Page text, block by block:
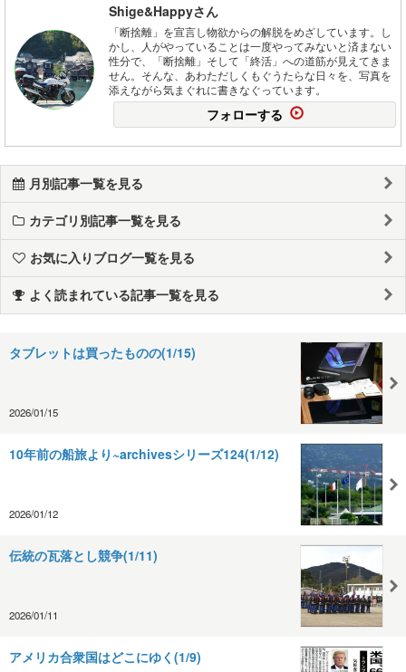
Shige&Happyさん
「断捨離」を宣言し物欲からの解脱をめざしています。し
かし、人がやっていることは一度やってみないと済まない
性分で、「断捨離」そして「終活」への道筋が見えてきま
せん。そんな、あわただしくもぐうたらな日々を、写真を
添えながら気まぐれに書きなぐっています。
フォローする
月別記事一覧を見る
カテゴリ別記事一覧を見る
お気に入りブログ一覧を見る
よく読まれている記事一覧を見る
タブレットは買ったものの(1/15)
2026/01/15
10年前の船旅より~archivesシリーズ124(1/12)
2026/01/12
伝統の瓦落とし競争(1/11)
2026/01/11
アメリカ合衆国はどこにゆく(1/9)